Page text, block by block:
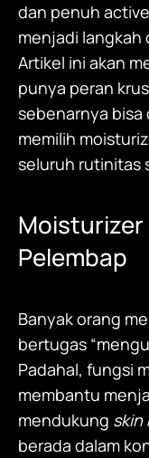
dan penuh
menjadi langkah
Artikel ini akan
punya peran
sebenarnya
memilih
seluruh rutinitas
Moisturizer
Pelembap
Banyak orang
bertugas
Padahal, fungsi
membantu
mendukung skin
berada dalam